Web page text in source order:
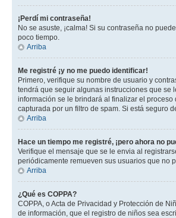
¡Perdí mi contraseña!
No se asuste, ¡calma! Si su contraseña no
poco tiempo.
Arriba
Me registré ¡y no me puedo identificar!
Primero, verifique su nombre de usuario y
tendrá que seguir algunas instrucciones que se
información se le brindará al finalizar el
capturada por un filtro de spam. Si está seguro
Arriba
Hace un tiempo me registré, ¡pero ahora no
Verifique el mensaje que se le envia al
periódicamente remueven sus usuarios que no
Arriba
¿Qué es COPPA?
COPPA, o Acta de Privacidad y Protección de
de información, que el registro de niños sea